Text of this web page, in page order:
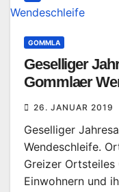
GOMMLA
Geselliger
Gommlaer
26. JANUAR 2019
Geselliger
Wendeschleife.
Greizer
Einwohnern und